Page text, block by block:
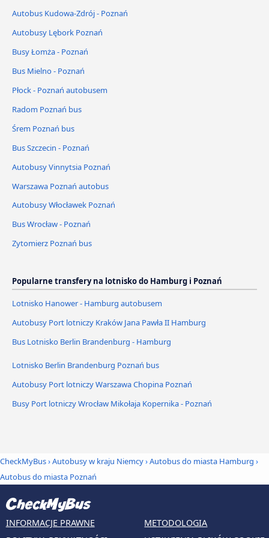
Autobus Kudowa-Zdrój - Poznań
Autobusy Lębork Poznań
Busy Łomża - Poznań
Bus Mielno - Poznań
Płock - Poznań autobusem
Radom Poznań bus
Śrem Poznań bus
Bus Szczecin - Poznań
Autobusy Vinnytsia Poznań
Warszawa Poznań autobus
Autobusy Włocławek Poznań
Bus Wrocław - Poznań
Zytomierz Poznań bus
Popularne transfery na lotnisko do Hamburg i Poznań
Lotnisko Hanower - Hamburg autobusem
Autobusy Port lotniczy Kraków Jana Pawła II Hamburg
Bus Lotnisko Berlin Brandenburg - Hamburg
Lotnisko Berlin Brandenburg Poznań bus
Autobusy Port lotniczy Warszawa Chopina Poznań
Busy Port lotniczy Wrocław Mikołaja Kopernika - Poznań
CheckMyBus›Autobusy w kraju Niemcy›Autobus do miasta Hamburg ›
Autobus do miasta Poznań
INFORMACJE PRAWNE
METODOLOGIA